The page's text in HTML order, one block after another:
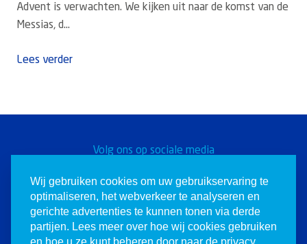
Advent is verwachten. We kijken uit naar de komst van de
Messias, d...
Lees verder
Volg ons op sociale media
Word een Christen voor
Israël
Wij gebruiken cookies om uw gebruikservaring te
optimaliseren, het webverkeer te analyseren en
gerichte advertenties te kunnen tonen via derde
partijen. Lees meer over hoe wij cookies gebruiken